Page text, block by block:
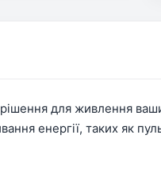
для живлення
енергії, таких як